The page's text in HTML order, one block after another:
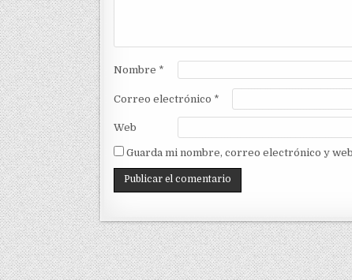
Nombre *
Correo electrónico *
Web
Guarda mi nombre, correo electrónico y